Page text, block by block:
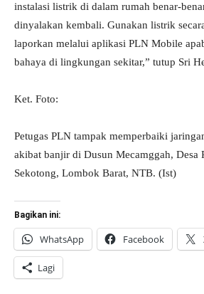
instalasi listrik di dalam rumah benar-
dinyalakan kembali. Gunakan listrik
laporkan melalui aplikasi PLN Mobile
bahaya di lingkungan sekitar,” tutup Sri
Ket. Foto:
Petugas PLN tampak memperbaiki
akibat banjir di Dusun Mecamggah, Desa
Sekotong, Lombok Barat, NTB. (Ist)
Bagikan ini:
WhatsApp Facebook
Lagi